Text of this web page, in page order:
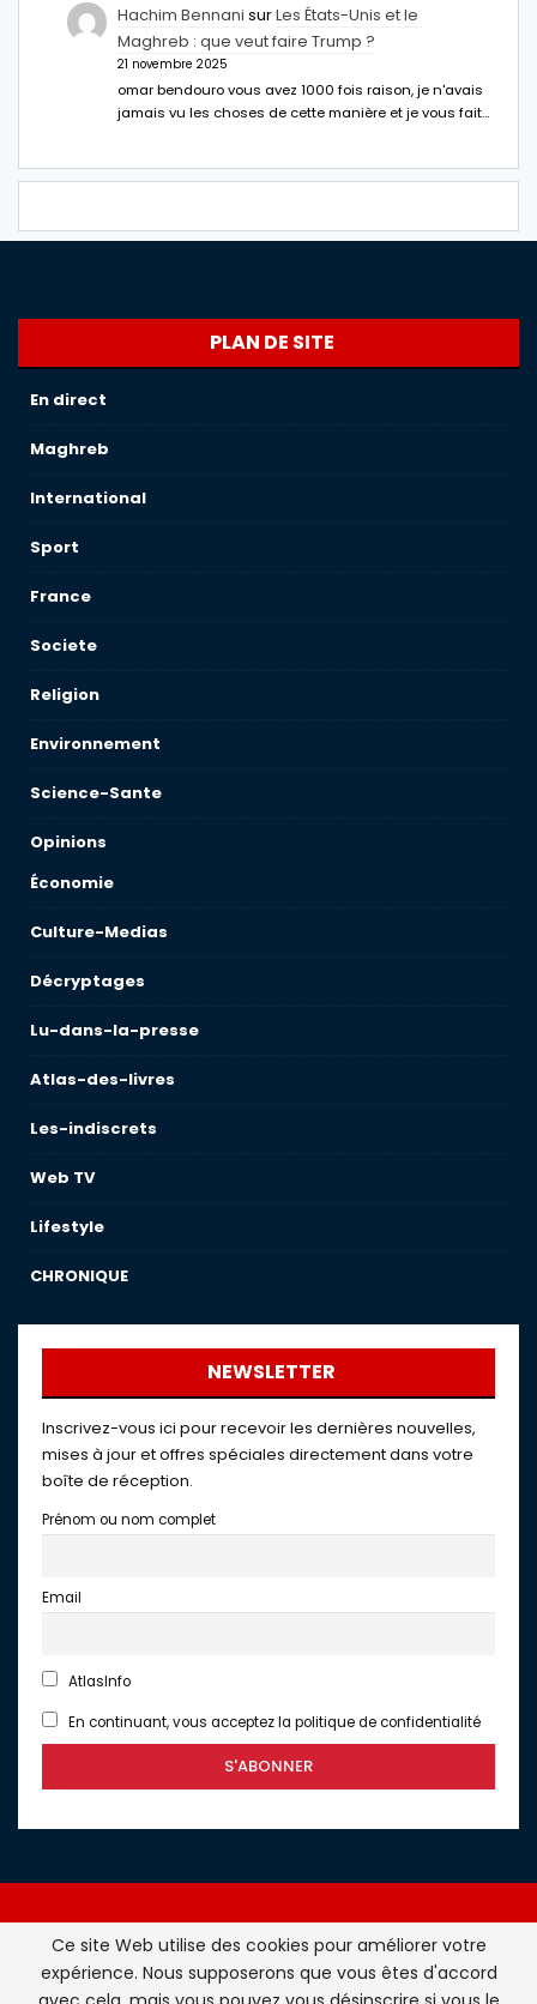
Hachim Bennani surLes États-Unis et le
Maghreb : que veut faire Trump ?
21 novembre 2025
omar bendouro vous avez 1000 fois raison, je n'avais
jamais vu les choses de cette manière et je vous fait…
PLAN DE SITE
En direct
Maghreb
International
Sport
France
Societe
Religion
Environnement
Science-Sante
Opinions
Économie
Culture-Medias
Décryptages
Lu-dans-la-presse
Atlas-des-livres
Les-indiscrets
Web TV
Lifestyle
CHRONIQUE
NEWSLETTER
Inscrivez-vous ici pour recevoir les dernières nouvelles,
mises à jour et offres spéciales directement dans votre
boîte de réception.
Prénom ou nom complet
Email
AtlasInfo
En continuant, vous acceptez la politique de confidentialité
Atlasinfo.fr : l'essentiel de l'actualité de la France et du
Ce site Web utilise des cookies pour améliorer votre
expérience. Nous supposerons que vous êtes d'accord